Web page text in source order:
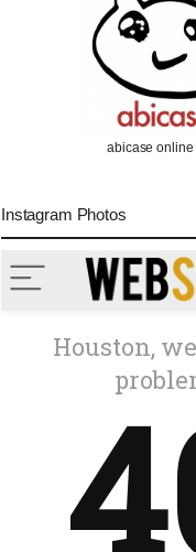
abicase online
Instagram Photos